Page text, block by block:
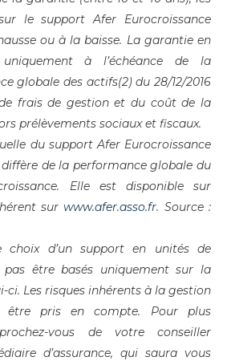
le support Afer Eurocroissance
ou à la baisse. La garantie en
uniquement à l’échéance de la
globale des actifs(2) du 28/12/2016
de frais de gestion et du coût de la
prélèvements sociaux et fiscaux.
du support Afer Eurocroissance
de la performance globale du
Elle est disponible sur
surwww.afer.asso.fr. Source :
choix d’un support en unités de
être basés uniquement sur la
ci. Les risques inhérents à la gestion
être pris en compte. Pour plus
vous de votre conseiller
d’assurance, qui saura vous